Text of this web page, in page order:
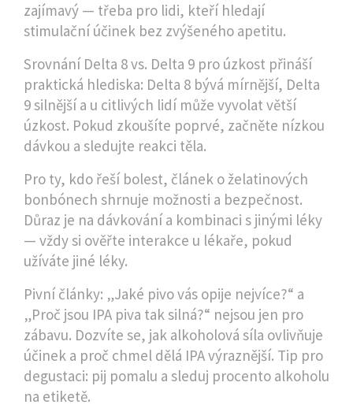
zajímavý — třeba pro lidi, kteří hledají
stimulační účinek bez zvýšeného apetitu.
Srovnání Delta 8 vs. Delta 9 pro úzkost přináší
praktická hlediska: Delta 8 bývá mírnější, Delta
9 silnější a u citlivých lidí může vyvolat větší
úzkost. Pokud zkoušíte poprvé, začněte nízkou
dávkou a sledujte reakci těla.
Pro ty, kdo řeší bolest, článek o želatinových
bonbónech shrnuje možnosti a bezpečnost.
Důraz je na dávkování a kombinaci s jinými léky
— vždy si ověřte interakce u lékaře, pokud
užíváte jiné léky.
Pivní články: „Jaké pivo vás opije nejvíce?“ a
„Proč jsou IPA piva tak silná?“ nejsou jen pro
zábavu. Dozvíte se, jak alkoholová síla ovlivňuje
účinek a proč chmel dělá IPA výraznější. Tip pro
degustaci: pij pomalu a sleduj procento alkoholu
na etiketě.